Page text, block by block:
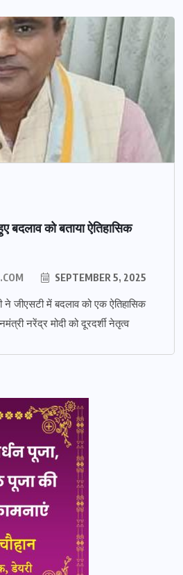
बदलाव को बताया ऐतिहासिक
SEPTEMBER 5, 2025
ने जीएसटी में बदलाव को एक ऐतिहासिक
नरेंद्र मोदी को दूरदर्शी नेतृत्व